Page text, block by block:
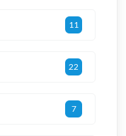
11
22
7